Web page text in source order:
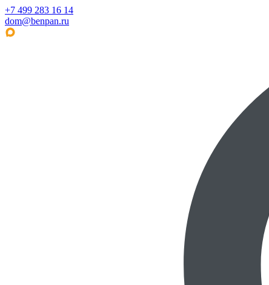
+7 499 283 16 14
dom@benpan.ru